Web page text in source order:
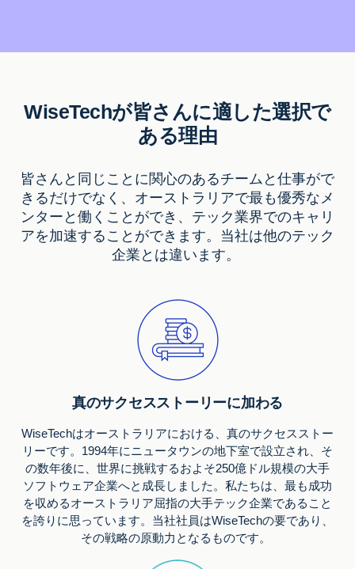
WiseTechが皆さんに適した選択で
ある理由
皆さんと同じことに関心のあるチームと仕事がで
きるだけでなく、オーストラリアで最も優秀なメ
ンターと働くことができ、テック業界でのキャリ
アを加速することができます。当社は他のテック
企業とは違います。
真のサクセスストーリーに加わる
WiseTechはオーストラリアにおける、真のサクセスストー
リーです。1994年にニュータウンの地下室で設立され、そ
の数年後に、世界に挑戦するおよそ250億ドル規模の大手
ソフトウェア企業へと成長しました。私たちは、最も成功
を収めるオーストラリア屈指の大手テック企業であること
を誇りに思っています。当社社員はWiseTechの要であり、
その戦略の原動力となるものです。